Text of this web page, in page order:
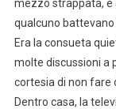
mezzo strappata, e
qualcuno
Era la consueta
molte discussioni a
cortesia di non fare
Dentro casa, la